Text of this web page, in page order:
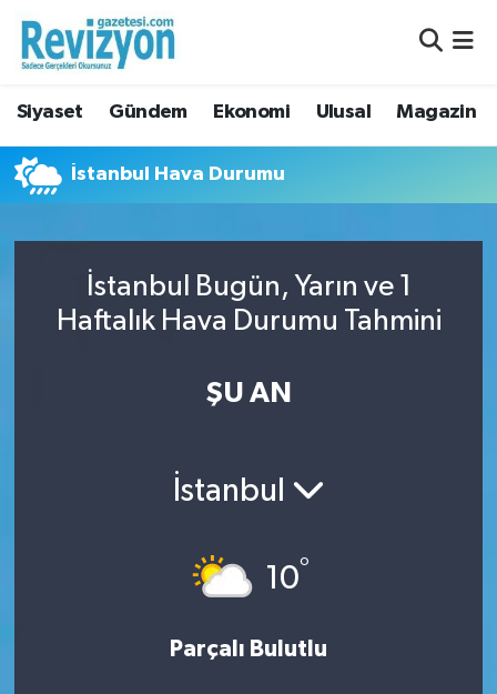
Siyaset Gündem Ekonomi Ulusal Magazin
İstanbul Hava Durumu
İstanbul Bugün, Yarın ve 1
Haftalık Hava Durumu Tahmini
ŞU AN
İstanbul
10°
Parçalı Bulutlu
Süper Lig Puan Durumu ve Fikstür